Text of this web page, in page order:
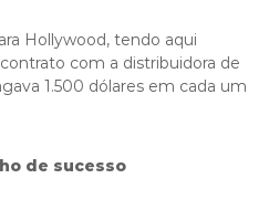
Hollywood, tendo aqui
com a distribuidora de
1.500 dólares em cada um
de sucesso